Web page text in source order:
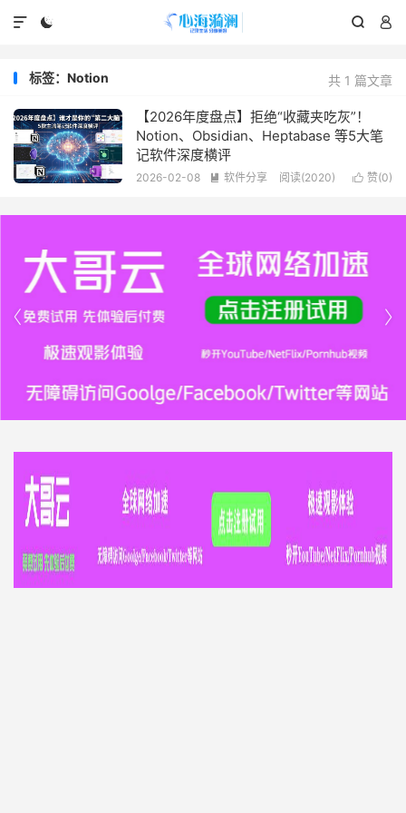
  

共 1 篇文章
标签：Notion
【2026年度盘点】拒绝“收藏夹吃灰”！
Notion、Obsidian、Heptabase 等5大笔
记软件深度横评
 赞(0)
2026-02-08  软件分享 阅读(2020)

